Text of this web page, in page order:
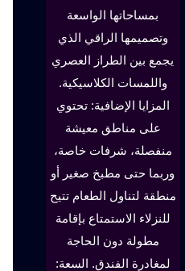
بمساحاتها الواسعة
وتصميمها الراقي الذي
يجمع بين الطراز العصري
واللمسات الكلاسيكية.
المزايا الإضافية: تحتوي
على مناطق معيشة
منفصلة، شرفات خاصة،
وربما حتى مطبخ صغير أو
منطقة لتناول الطعام تتيح
للنزلاء الاستمتاع بإقامة
مطولة دون الحاجة
لمغادرة الفندق. السعة: